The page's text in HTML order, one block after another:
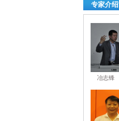
专家介绍
王炳文
冶志锋